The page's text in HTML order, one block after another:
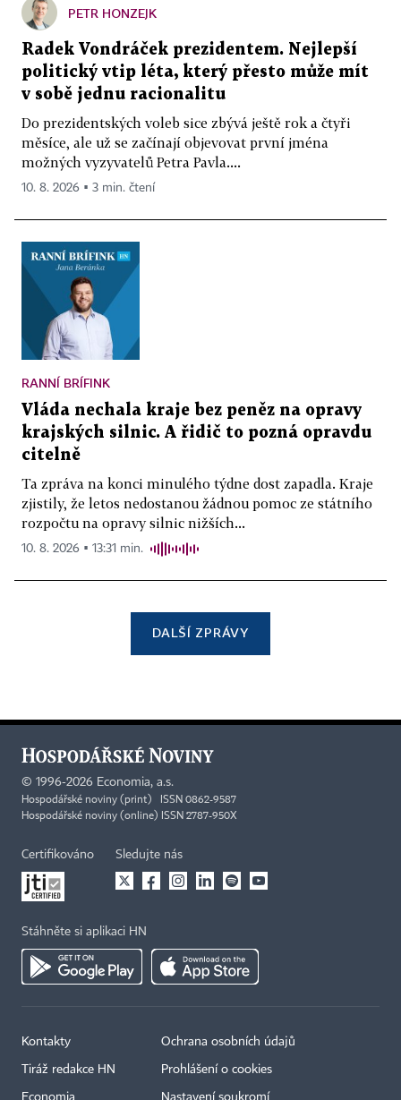
PETR HONZEJK
Radek Vondráček prezidentem. Nejlepší
politický vtip léta, který přesto může mít
v sobě jednu racionalitu
Do prezidentských voleb sice zbývá ještě rok a čtyři
měsíce, ale už se začínají objevovat první jména
možných vyzyvatelů Petra Pavla....
10. 8. 2026 ▪ 3 min. čtení
RANNÍ BRÍFINK
Vláda nechala kraje bez peněz na opravy
krajských silnic. A řidič to pozná opravdu
citelně
Ta zpráva na konci minulého týdne dost zapadla. Kraje
zjistily, že letos nedostanou žádnou pomoc ze státního
rozpočtu na opravy silnic nižších...
10. 8. 2026 ▪ 13:31 min.
DALŠÍ ZPRÁVY
© 1996-2026 Economia, a.s.
Hospodářské noviny (print) ISSN 0862-9587
Hospodářské noviny (online) ISSN 2787-950X
Certifikováno Sledujte nás
Stáhněte si aplikaci HN
Kontakty
Tiráž redakce HN
Ochrana osobních údajů
Prohlášení o cookies